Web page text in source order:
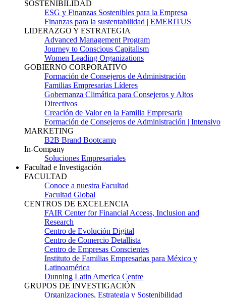
SOSTENIBILIDAD
ESG y Finanzas Sostenibles para la Empresa
Finanzas para la sustentabilidad | EMERITUS
LIDERAZGO Y ESTRATEGIA
Advanced Management Program
Journey to Conscious Capitalism
Women Leading Organizations
GOBIERNO CORPORATIVO
Formación de Consejeros de Administración
Familias Empresarias Líderes
Gobernanza Climática para Consejeros y Altos
Directivos
Creación de Valor en la Familia Empresaria
Formación de Consejeros de Administración | Intensivo
MARKETING
B2B Brand Bootcamp
In-Company
Soluciones Empresariales
Facultad e Investigación
FACULTAD
Conoce a nuestra Facultad
Facultad Global
CENTROS DE EXCELENCIA
FAIR Center for Financial Access, Inclusion and
Research
Centro de Evolución Digital
Centro de Comercio Detallista
Centro de Empresas Conscientes
Instituto de Familias Empresarias para México y
Latinoamérica
Dunning Latin America Centre
GRUPOS DE INVESTIGACIÓN
Organizaciones, Estrategia y Sostenibilidad